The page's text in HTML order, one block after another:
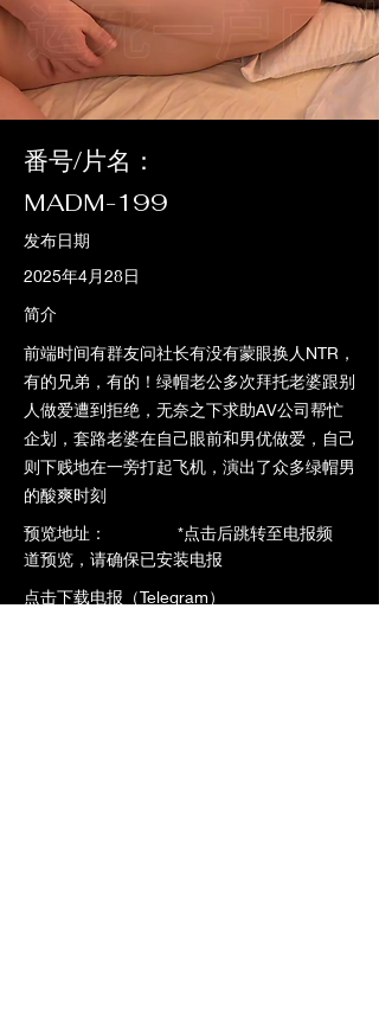
番号/片名：
MADM-199
发布日期
2025年4月28日
简介
前端时间有群友问社长有没有蒙眼换人NTR，
有的兄弟，有的！绿帽老公多次拜托老婆跟别
人做爱遭到拒绝，无奈之下求助AV公司帮忙
企划，套路老婆在自己眼前和男优做爱，自己
则下贱地在一旁打起飞机，演出了众多绿帽男
的酸爽时刻
​预览地址： *点击后跳转至电报频
道预览，请确保已安装电报
点击下载电报（Telegram）